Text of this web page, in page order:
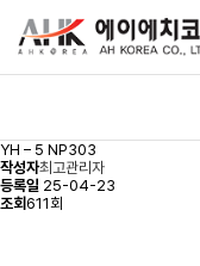
YH – 5 NP303
작성자최고관리자
등록일 25-04-23
조회611회